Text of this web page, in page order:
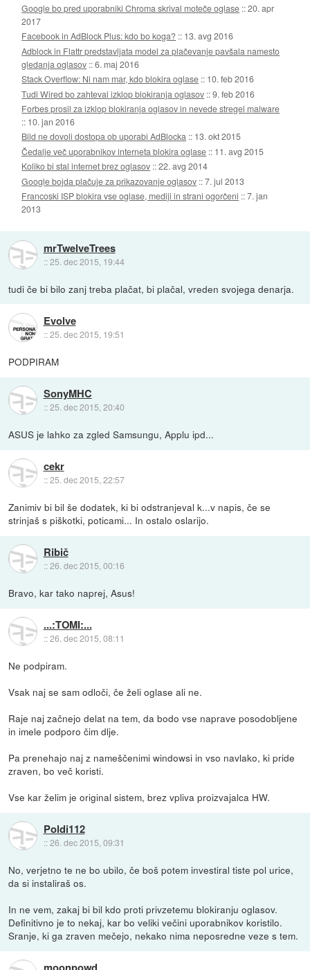
Google bo pred uporabniki Chroma skrival moteče oglase ::20. apr
2017
Facebook in AdBlock Plus: kdo bo koga? :: 13. avg 2016
Adblock in Flattr predstavljata model za plačevanje pavšala namesto
gledanja oglasov ::6. maj 2016
Stack Overflow: Ni nam mar, kdo blokira oglase :: 10. feb 2016
Tudi Wired bo zahteval izklop blokiranja oglasov ::9. feb 2016
Forbes prosil za izklop blokiranja oglasov in nevede stregel malware
:: 10. jan 2016
Bild ne dovoli dostopa ob uporabi AdBlocka :: 13. okt 2015
Čedalje več uporabnikov interneta blokira oglase :: 11. avg 2015
Koliko bi stal internet brez oglasov ::22. avg 2014
Google bojda plačuje za prikazovanje oglasov ::7. jul 2013
Francoski ISP blokira vse oglase, mediji in strani ogorčeni ::7. jan
2013
mrTwelveTrees
::25. dec 2015, 19:44
tudi če bi bilo zanj treba plačat, bi plačal, vreden svojega denarja.
Evolve
::25. dec 2015, 19:51
PODPIRAM
SonyMHC
::25. dec 2015, 20:40
ASUS je lahko za zgled Samsungu, Applu ipd...
cekr
::25. dec 2015, 22:57
Zanimiv bi bil še dodatek, ki bi odstranjeval k...v napis, če se
strinjaš s piškotki, poticami... In ostalo oslarijo.
Ribič
::26. dec 2015, 00:16
Bravo, kar tako naprej, Asus!
...:TOMI:...
::26. dec 2015, 08:11
Ne podpiram.
Vsak naj se sam odloči, če želi oglase ali ne.
Raje naj začnejo delat na tem, da bodo vse naprave posodobljene
in imele podporo čim dlje.
Pa prenehajo naj z nameščenimi windowsi in vso navlako, ki pride
zraven, bo več koristi.
Vse kar želim je original sistem, brez vpliva proizvajalca HW.
Poldi112
::26. dec 2015, 09:31
No, verjetno te ne bo ubilo, če boš potem investiral tiste pol urice,
da si instaliraš os.
In ne vem, zakaj bi bil kdo proti privzetemu blokiranju oglasov.
Definitivno je to nekaj, kar bo veliki večini uporabnikov koristilo.
Sranje, ki ga zraven mečejo, nekako nima neposredne veze s tem.